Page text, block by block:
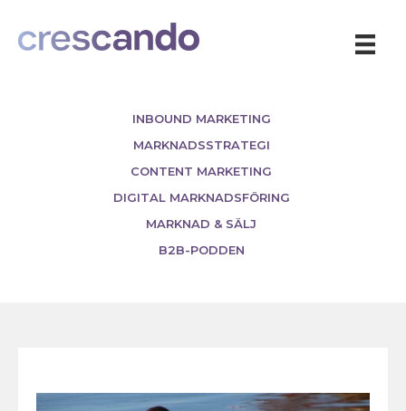
INBOUND MARKETING
MARKNADSSTRATEGI
CONTENT MARKETING
DIGITAL MARKNADSFÖRING
MARKNAD & SÄLJ
B2B-PODDEN